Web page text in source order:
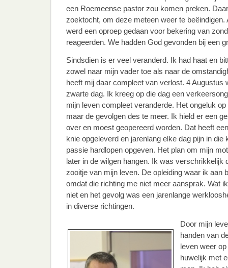
een Roemeense pastor zou komen preken.
zoektocht, om deze meteen weer te beëindigen.
werd een oproep gedaan voor bekering van
reageerden. We hadden God gevonden bij een
Sindsdien is er veel veranderd. Ik had haat en
zowel naar mijn vader toe als naar de
heeft mij daar compleet van verlost. 4 Augustus
zwarte dag. Ik kreeg op die dag een
mijn leven compleet veranderde. Het ongeluk
maar de gevolgen des te meer. Ik hield er een
over en moest geopereerd worden. Dat heeft
knie opgeleverd en jarenlang elke dag pijn in
passie hardlopen opgeven. Het plan om mijn
later in de wilgen hangen. Ik was verschrikkelijk
zooitje van mijn leven. De opleiding waar ik aan
omdat die richting me niet meer aansprak. Wat
niet en het gevolg was een jarenlange
in diverse richtingen.
Door mijn
handen van
leven weer
huwelijk met